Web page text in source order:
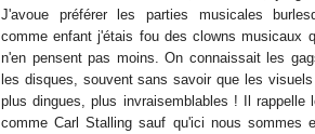
J'avoue préférer les parties musicales
comme enfant j'étais fou des clowns musicaux
n'en pensent pas moins. On connaissait les
les disques, souvent sans savoir que les visuels
plus dingues, plus invraisemblables ! Il rappelle
comme Carl Stalling sauf qu'ici nous sommes